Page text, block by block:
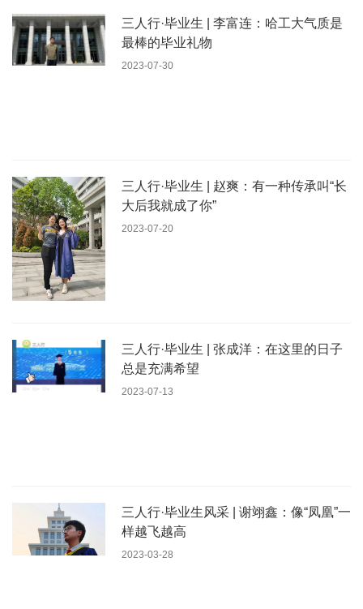
三人行·毕业生 | 李富连：哈工大气质是
最棒的毕业礼物
2023-07-30
三人行·毕业生 | 赵爽：有一种传承叫“长
大后我就成了你”
2023-07-20
三人行·毕业生 | 张成洋：在这里的日子
总是充满希望
2023-07-13
三人行·毕业生风采 | 谢翊鑫：像“凤凰”一
样越飞越高
2023-03-28